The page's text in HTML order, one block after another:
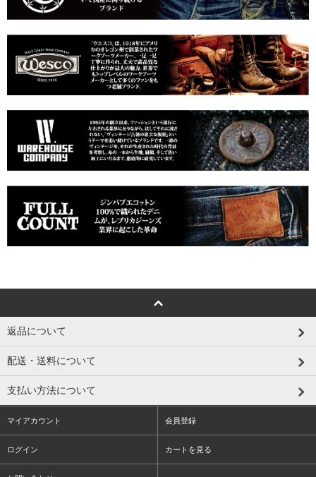
返品について
配送・送料について
支払い方法について
マイアカウント 会員登録
ログイン カートを見る